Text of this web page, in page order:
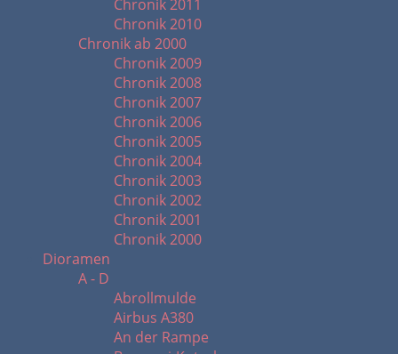
Chronik 2011
Chronik 2010
Chronik ab 2000
Chronik 2009
Chronik 2008
Chronik 2007
Chronik 2006
Chronik 2005
Chronik 2004
Chronik 2003
Chronik 2002
Chronik 2001
Chronik 2000
Dioramen
A - D
Abrollmulde
Airbus A380
An der Rampe